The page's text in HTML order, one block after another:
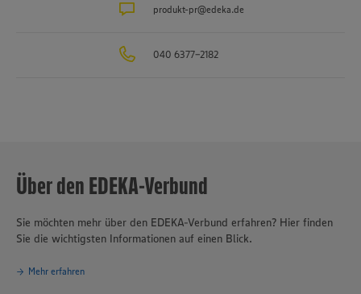
Realisierung verbundübergreifender Ziele. Mit dem
erfolgreiche Akzente im Discountgeschäft. Fachhandelsformate wie
trinkgut, NATURKIND oder budni, die Kooperation mit dem online-
Deutschland.
produkt-pr@edeka.de
040 6377-2182
Über den EDEKA-Verbund
Sie möchten mehr über den EDEKA-Verbund erfahren? Hier finden
Sie die wichtigsten Informationen auf einen Blick.
Mehr erfahren